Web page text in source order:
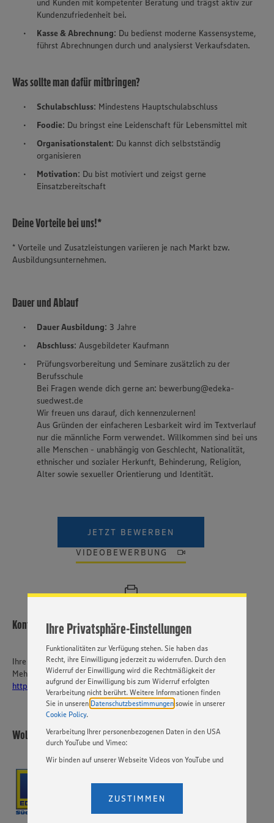
Ihre Privatsphäre-Einstellungen
Wir setzen Cookies und andere Technologien ein, um Ihnen
ein bestmögliches Nutzungserlebnis unserer Website zu
ermöglichen. Wir verwenden Ihre Daten, um unsere
Cookies und anderer Technologien ist freiwillig und kann
„EINSTELLUNGEN ÄNDERN”. Bitte beachten Sie, dass auf
Basis Ihrer Einstellungen ggf. nicht mehr alle
Funktionalitäten zur Verfügung stehen. Sie haben das
Recht, ihre Einwilligung jederzeit zu widerrufen. Durch den
Widerruf der Einwilligung wird die Rechtmäßigkeit der
aufgrund der Einwilligung bis zum Widerruf erfolgten
Verarbeitung nicht berührt. Weitere Informationen finden
Sie in unseren Datenschutzbestimmungen sowie in unserer
Cookie Policy.
Verarbeitung Ihrer personenbezogenen Daten in den USA
durch YouTube und Vimeo:
Wir binden auf unserer Webseite Videos von YouTube und
Einstellungen bezüglich YouTube und Vimeo zu ändern,
ein, dass Ihre Daten (IP-Adresse, Zeitstempel, ggf.
Nutzerverhalten auf unserer Webseite) an die Anbieter der
ZUSTIMMEN
und Kunden mit kompetenter Beratung und trägst aktiv zur
Kundenzufriedenheit bei.
Kasse & Abrechnung: Du bedienst moderne Kassensysteme,
führst Abrechnungen durch und analysierst Verkaufsdaten.
Was sollte man dafür mitbringen?
Schulabschluss: Mindestens Hauptschulabschluss
Foodie: Du bringst eine Leidenschaft für Lebensmittel mit
Organisationstalent: Du kannst dich selbstständig
organisieren
Motivation: Du bist motiviert und zeigst gerne
Einsatzbereitschaft
Deine Vorteile bei uns!*
* Vorteile und Zusatzleistungen variieren je nach Markt bzw.
Ausbildungsunternehmen.
Dauer und Ablauf
Dauer Ausbildung: 3 Jahre
Abschluss: Ausgebildeter Kaufmann
Prüfungsvorbereitung und Seminare zusätzlich zu der
Berufsschule
Bei Fragen wende dich gerne an: bewerbung@edeka-
suedwest.de
Wir freuen uns darauf, dich kennenzulernen!
Aus Gründen der einfacheren Lesbarkeit wird im Textverlauf
nur die männliche Form verwendet. Willkommen sind bei uns
alle Menschen - unabhängig von Geschlecht, Nationalität,
ethnischer und sozialer Herkunft, Behinderung, Religion,
Alter sowie sexueller Orientierung und Identität.
JETZT BEWERBEN
VIDEOBEWERBUNG
Kontakt
Ihre Ansprechperson
Mehr über EDEKA Südwest:
https://karriere-edeka.de/
Wollny KG